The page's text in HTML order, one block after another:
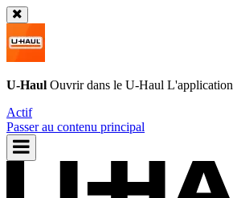
U-Haul Ouvrir dans le U-Haul L'application
Actif
Passer au contenu principal